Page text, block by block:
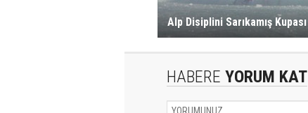
Alp Disiplini Sarıkamış Kupası
HABERE YORUM KAT